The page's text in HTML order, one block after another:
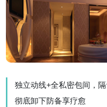
独立动线+全私密包间，
彻底卸下防备享疗愈